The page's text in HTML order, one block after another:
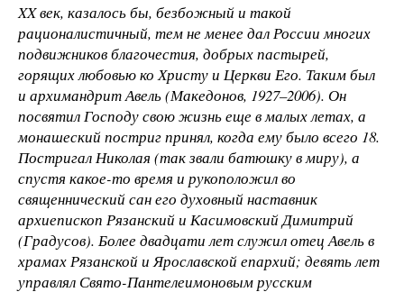
XX век, казалось бы, безбожный и такой
рационалистичный, тем не менее дал России многих
подвижников благочестия, добрых пастырей,
горящих любовью ко Христу и Церкви Его. Таким был
и архимандрит Авель (Македонов, 1927–2006). Он
посвятил Господу свою жизнь еще в малых летах, а
монашеский постриг принял, когда ему было всего 18.
Постригал Николая (так звали батюшку в миру), а
спустя какое-то время и рукоположил во
священнический сан его духовный наставник
архиепископ Рязанский и Касимовский Димитрий
(Градусов). Более двадцати лет служил отец Авель в
храмах Рязанской и Ярославской епархий; девять лет
управлял Свято-Пантелеимоновым русским